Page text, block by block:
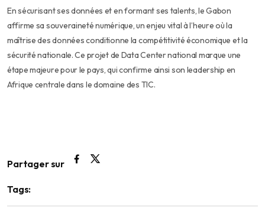
En sécurisant ses données et en formant ses talents, le Gabon
affirme sa souveraineté numérique, un enjeu vital à l’heure où la
maîtrise des données conditionne la compétitivité économique et la
sécurité nationale. Ce projet de Data Center national marque une
étape majeure pour le pays, qui confirme ainsi son leadership en
Afrique centrale dans le domaine des TIC.
Partager sur
Tags: